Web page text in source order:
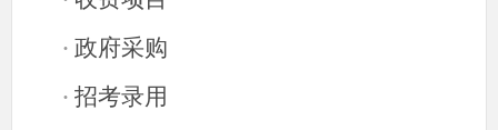
· 政府采购
· 招考录用